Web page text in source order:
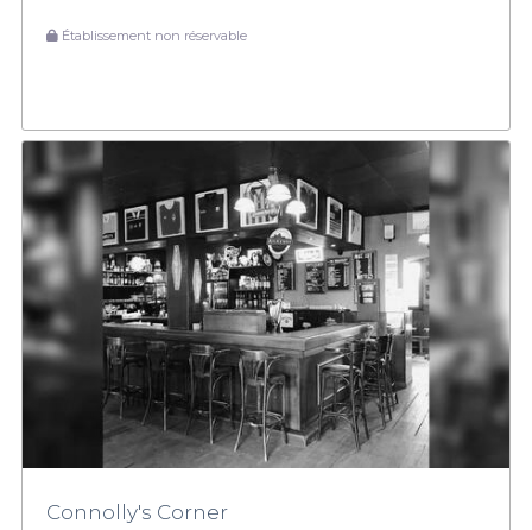
Établissement non réservable
Connolly's Corner